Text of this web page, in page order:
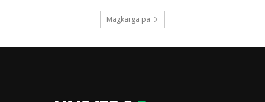
Magkarga pa